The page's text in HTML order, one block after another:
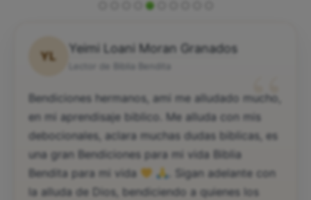
YL
Yeimi Loani Moran Granados
“
Bendiciones hermanos, ami me alludado mucho,
en mi aprendisaje biblico. Me alluda con mis
debocionales, aclara muchas dudas biblicas, es
una gran Bendiciones para mi vida Biblia
Bendita para mi vida
. Sigan adelante con
la alluda de Dios, bendiciendo a quienes los